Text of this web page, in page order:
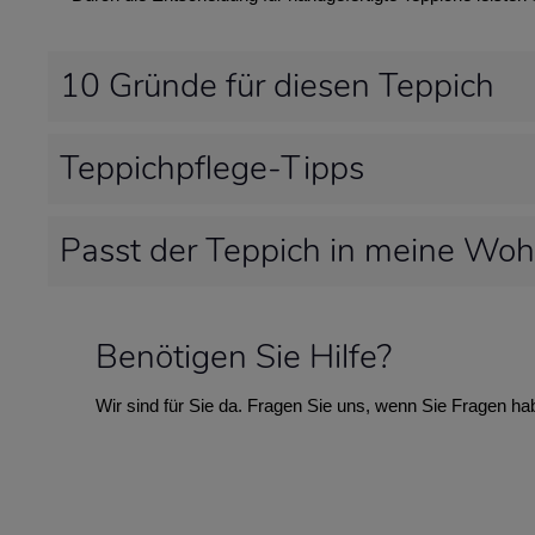
10 Gründe für diesen Teppich
Teppichpflege-Tipps
Passt der Teppich in meine
Benötigen Sie Hilfe?
Wir sind für Sie da. Fragen Sie uns, wenn Sie Fragen